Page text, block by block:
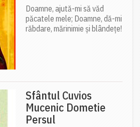
Doamne, ajută-mi să văd
păcatele mele; Doamne, dă-mi
răbdare, mărinimie şi blândeţe!
Sfântul Cuvios
Mucenic Dometie
Persul